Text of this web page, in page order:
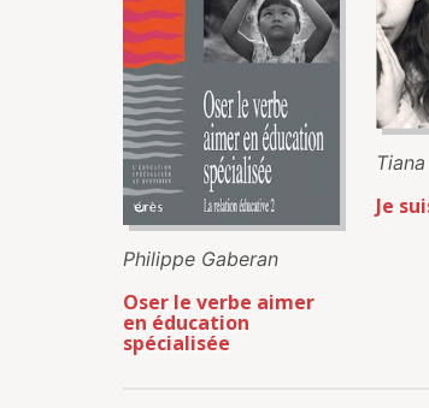
Philippe Gaberan
Oser le verbe aimer
en éducation
spécialisée
Tiana
Je